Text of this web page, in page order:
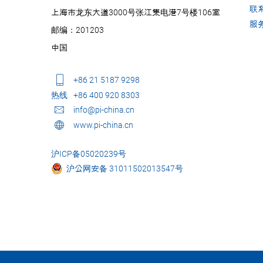
上海市龙东大道3000号张江集电港7号楼106室
邮编：201203
中国
+86 21 5187 9298
热线
+86 400 920 8303
info@pi-china.cn
www.pi-china.cn
沪ICP备05020239号
沪公网安备 31011502013547号
联
服